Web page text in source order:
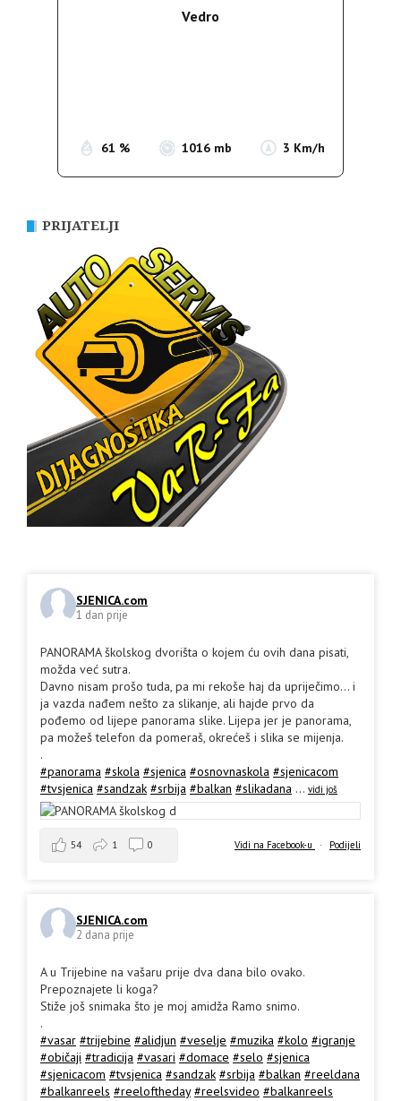
Vedro
61 % 1016 mb 3 Km/h
PRIJATELJI
SJENICA.com
1 dan prije
PANORAMA školskog dvorišta o kojem ću ovih dana pisati,
možda već sutra.
Davno nisam prošo tuda, pa mi rekoše haj da upriječimo... i
ja vazda nađem nešto za slikanje, ali hajde prvo da
pođemo od lijepe panorama slike. Lijepa jer je panorama,
pa možeš telefon da pomeraš, okrećeš i slika se mijenja.
.
#panorama #skola #sjenica #osnovnaskola #sjenicacom
#tvsjenica #sandzak #srbija #balkan #slikadana ... vidi još
Vidi na Facebook-u · Podijeli
54 1 0
SJENICA.com
2 dana prije
A u Trijebine na vašaru prije dva dana bilo ovako.
Prepoznajete li koga?
Stiže još snimaka što je moj amidža Ramo snimo.
.
#vasar #trijebine #alidjun #veselje #muzika #kolo #igranje
#običaji #tradicija #vasari #domace #selo #sjenica
#sjenicacom #tvsjenica #sandzak #srbija #balkan #reeldana
#balkanreels #reeloftheday #reelsvideo #balkanreels